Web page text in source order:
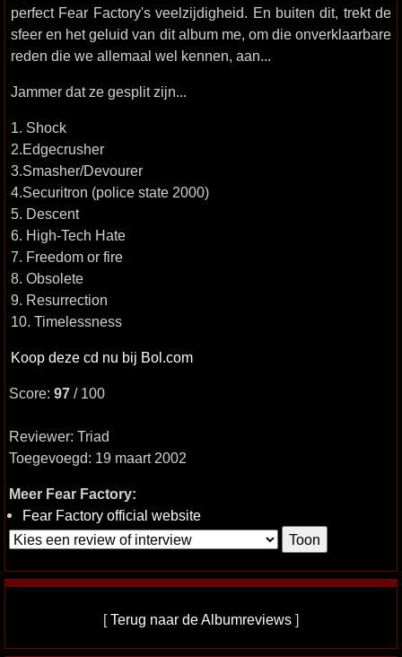
perfect Fear Factory's veelzijdigheid. En buiten dit, trekt de
sfeer en het geluid van dit album me, om die onverklaarbare
reden die we allemaal wel kennen, aan...
Jammer dat ze gesplit zijn...
1. Shock
2.Edgecrusher
3.Smasher/Devourer
4.Securitron (police state 2000)
5. Descent
6. High-Tech Hate
7. Freedom or fire
8. Obsolete
9. Resurrection
10. Timelessness
Koop deze cd nu bij Bol.com
Score: 97 / 100
Reviewer: Triad
Toegevoegd: 19 maart 2002
Meer Fear Factory:
Fear Factory official website
[Terug naar de Albumreviews ]